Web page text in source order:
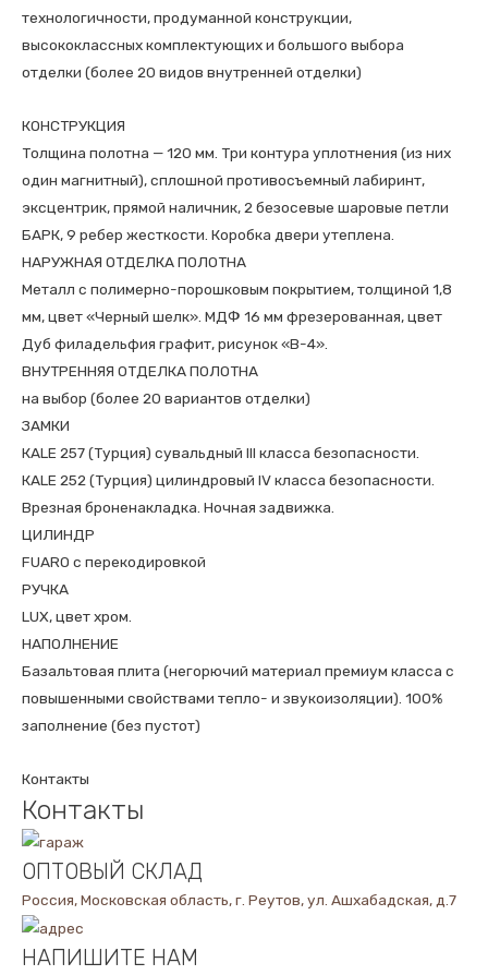
БЕЛЫЙ
технологичности, продуманной конструкции,
высококлассных комплектующих и большого выбора
отделки (более 20 видов внутренней отделки)
КОНСТРУКЦИЯ
Толщина полотна — 120 мм. Три контура уплотнения (из них
один магнитный), сплошной противосъемный лабиринт,
эксцентрик, прямой наличник, 2 безосевые шаровые петли
БАРК, 9 ребер жесткости. Коробка двери утеплена.
НАРУЖНАЯ ОТДЕЛКА ПОЛОТНА
Металл с полимерно-порошковым покрытием, толщиной 1,8
мм, цвет «Черный шелк». МДФ 16 мм фрезерованная, цвет
Дуб филадельфия графит, рисунок «В-4».
ВНУТРЕННЯЯ ОТДЕЛКА ПОЛОТНА
на выбор (более 20 вариантов отделки)
ЗАМКИ
КALE 257 (Турция) сувальдный III класса безопасности.
КALE 252 (Турция) цилиндровый IV класса безопасности.
Врезная броненакладка. Ночная задвижка.
ЦИЛИНДР
FUARO с перекодировкой
РУЧКА
LUX, цвет хром.
НАПОЛНЕНИЕ
Базальтовая плита (негорючий материал премиум класса с
повышенными свойствами тепло- и звукоизоляции). 100%
заполнение (без пустот)
Контакты
Контакты
ОПТОВЫЙ СКЛАД
Россия, Московская область, г. Реутов, ул. Ашхабадская, д.7
НАПИШИТЕ НАМ